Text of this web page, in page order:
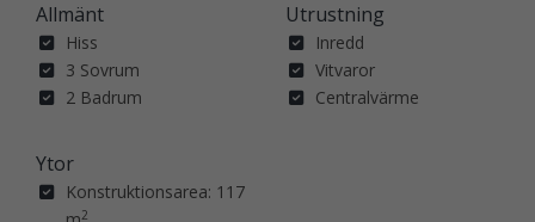
Allmänt
Hiss
3 Sovrum
2 Badrum
Ytor
Konstruktionsarea: 117
2
Utrustning
Inredd
Vitvaror
Centralvärme